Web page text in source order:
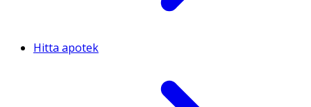
Hitta apotek